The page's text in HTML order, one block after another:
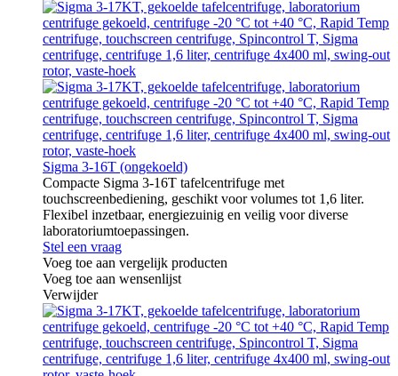
Sigma 3-16T (ongekoeld)
Compacte Sigma 3-16T tafelcentrifuge met
touchscreenbediening, geschikt voor volumes tot 1,6 liter.
Flexibel inzetbaar, energiezuinig en veilig voor diverse
laboratoriumtoepassingen.
Stel een vraag
Voeg toe aan vergelijk producten
Voeg toe aan wensenlijst
Verwijder